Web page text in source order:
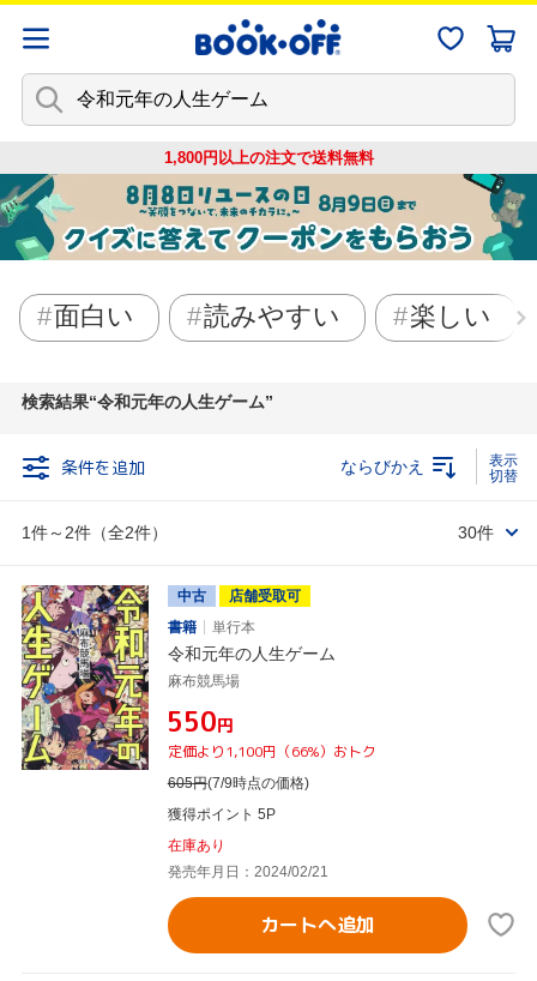
1,800円以上の注文で送料無料
面白い 読みやすい 楽しい
検索結果 令和元年の人生ゲーム
条件を追加
1件～2件（全2件）
ならびかえ
30件
中古
店舗受取可
書籍
単行本
令和元年の人生ゲーム
麻布競馬場
¥550円
定価より1,100円（66%）おトク
605円(7/9時点の価格)
獲得ポイント 5P
在庫あり
発売年月日：2024/02/21
カートへ追加